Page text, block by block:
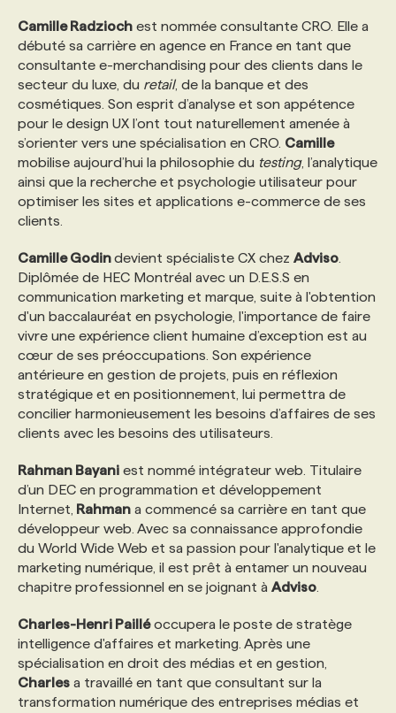
Camille Radzioch est nommée consultante CRO. Elle a
débuté sa carrière en agence en France en tant que
consultante e-merchandising pour des clients dans le
secteur du luxe, du retail, de la banque et des
cosmétiques. Son esprit d’analyse et son appétence
pour le design UX l’ont tout naturellement amenée à
s’orienter vers une spécialisation en CRO. Camille
mobilise aujourd’hui la philosophie du testing, l’analytique
ainsi que la recherche et psychologie utilisateur pour
optimiser les sites et applications e-commerce de ses
clients.
Camille Godindevient spécialiste CX chez Adviso
Diplômée de HEC Montréal avec un D.E.S.S en
communication marketing et marque, suite à l'obtention
d'un baccalauréat en psychologie, l'importance de faire
vivre une expérience client humaine d’exception est au
cœur de ses préoccupations. Son expérience
antérieure en gestion de projets, puis en réflexion
stratégique et en positionnement, lui permettra de
concilier harmonieusement les besoins d’affaires de ses
clients avec les besoins des utilisateurs.
Rahman Bayani est nommé intégrateur web. Titulaire
d’un DEC en programmation et développement
Internet, Rahman a commencé sa carrière en tant que
développeur web. Avec sa connaissance approfondie
du World Wide Web et sa passion pour l'analytique et le
marketing numérique, il est prêt à entamer un nouveau
chapitre professionnel en se joignant à Adviso
Charles-Henri Pailléoccupera le poste de stratège
intelligence d'affaires et marketing. Après une
spécialisation en droit des médias et en gestion,
Charles a travaillé en tant que consultant sur la
transformation numérique des entreprises médias et